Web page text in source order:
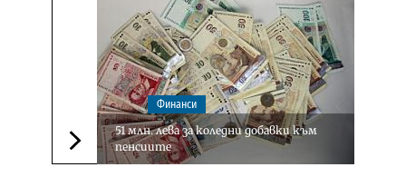
Следваща новина
Финанси
51 млн. лева за коледни добавки към
пенсиите